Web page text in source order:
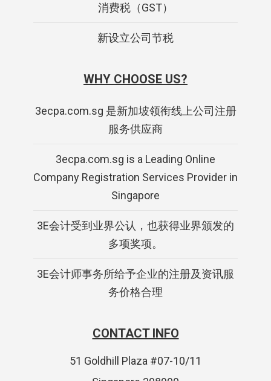
消费税（GST）
新设立公司节税
WHY CHOOSE US?
3ecpa.com.sg 是新加坡领衔线上公司注册
服务供应商
3ecpa.com.sg is a Leading Online
Company Registration Services Provider in
Singapore
3E会计受到业界公认，也获得业界颁发的
多项奖项。
3E会计师事务所给予企业的注册及资讯服
务价格合理
CONTACT INFO
51 Goldhill Plaza #07-10/11